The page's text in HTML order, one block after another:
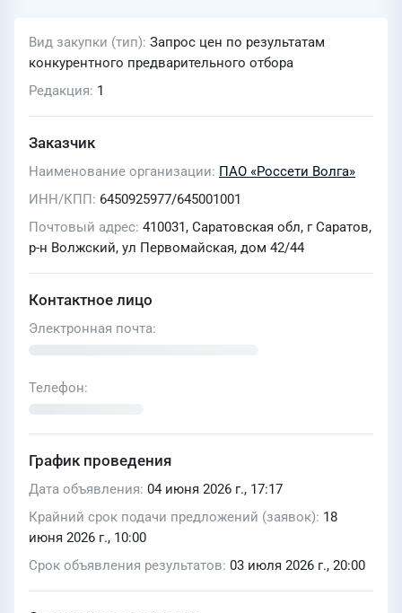
Вид закупки (тип) Запрос цен по результатам
конкурентного предварительного отбора
Редакция 1
Заказчик
Наименование организации ПАО «Россети Волга»
ИНН/КПП 6450925977/645001001
Почтовый адрес 410031, Саратовская обл, г Саратов,
р-н Волжский, ул Первомайская, дом 42/44
Контактное лицо
Электронная почта
Телефон
График проведения
Дата объявления 04 июня 2026 г., 17:17
Крайний срок подачи предложений (заявок) 18
июня 2026 г., 10:00
Срок объявления результатов 03 июля 2026 г., 20:00